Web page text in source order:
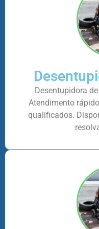
Desentupidora
Atendimento
qualificados.